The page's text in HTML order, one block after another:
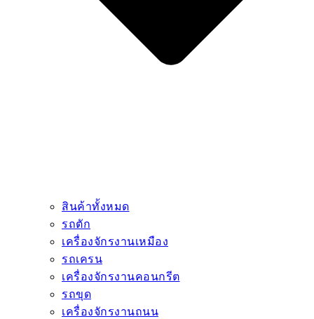
สินค้าทั้งหมด
รถตัก
เครื่องจักรงานเหมือง
รถเครน
เครื่องจักรงานคอนกรีต
รถขุด
เครื่องจักรงานถนน